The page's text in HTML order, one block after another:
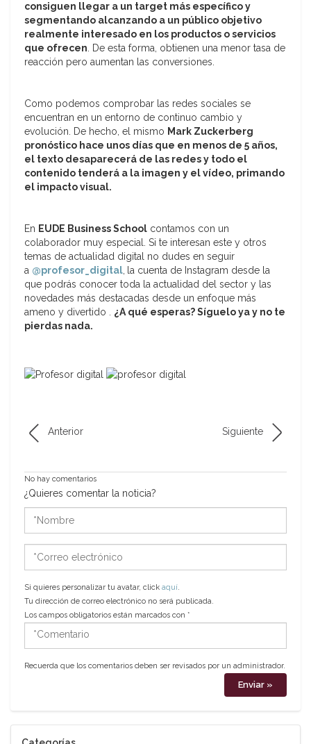
consiguen llegar a un target más específico y
segmentando alcanzando a un público objetivo
realmente interesado en los productos o servicios
que ofrecen. De esta forma, obtienen una menor tasa de
reacción pero aumentan las conversiones.
Como podemos comprobar las redes sociales se
encuentran en un entorno de continuo cambio y
evolución. De hecho, el mismo Mark Zuckerberg
pronóstico hace unos días que en menos de 5 años,
el texto desaparecerá de las redes y todo el
contenido tenderá a la imagen y el vídeo, primando
el impacto visual.
En EUDE Business School contamos con un
colaborador muy especial. Si te interesan este y otros
temas de actualidad digital no dudes en seguir
a @profesor_digital, la cuenta de Instagram desde la
que podrás conocer toda la actualidad del sector y las
novedades más destacadas desde un enfoque más
ameno y divertido . ¿A qué esperas? Síguelo ya y no te
pierdas nada.
Anterior Siguiente
No hay comentarios
¿Quieres comentar la noticia?
*Nombre
*Correo
electrónico
Si quieres personalizar tu avatar, click aquí.
Tu dirección de correo electrónico no será publicada.
Los campos obligatorios están marcados con *
*Comentario
Recuerda que los comentarios deben ser revisados por un administrador.